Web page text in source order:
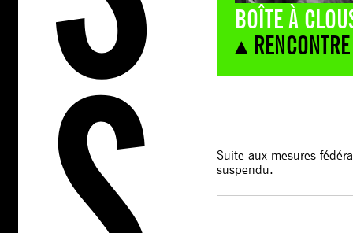
BOÎTE À
▴
Suite aux mesures
suspendu.